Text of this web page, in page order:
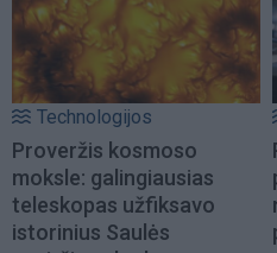
Technologijos
Proveržis kosmoso
moksle: galingiausias
teleskopas užfiksavo
istorinius Saulės